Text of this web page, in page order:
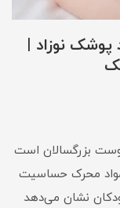
پوشک نوزاد |
نازک‌تر از پوست بزرگسالان است
مواد محرک حساسیت
نشان می‌دهد